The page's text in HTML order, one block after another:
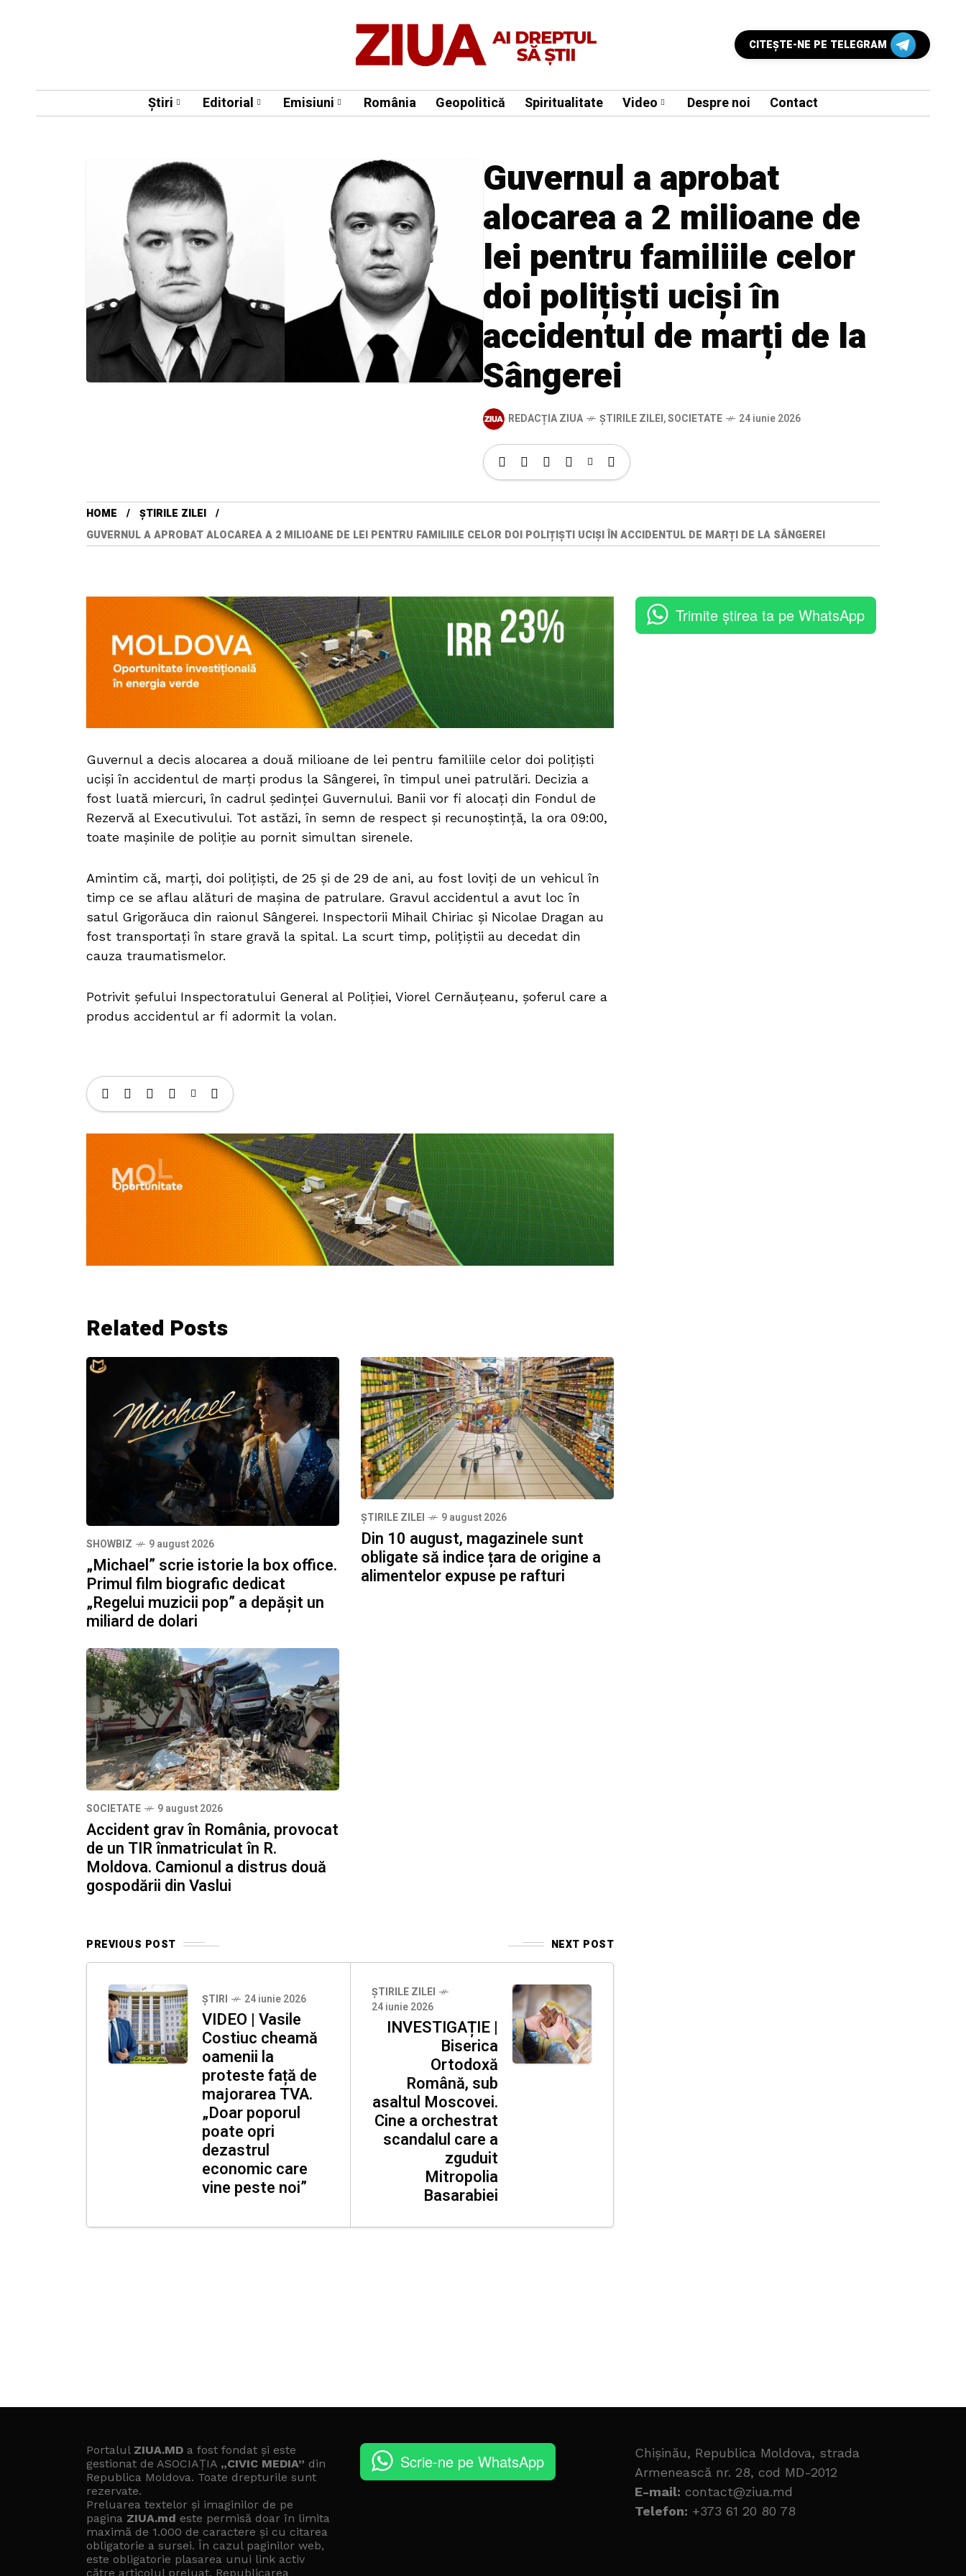
CITEŞTE-NE PE TELEGRAM
Știri Editorial Emisiuni România Geopolitică Spiritualitate Video Despre noi Contact
Guvernul a aprobat
alocarea a 2 milioane de
lei pentru familiile celor
doi polițiști uciși în
accidentul de marți de la
Sângerei
REDACȚIA ZIUA ȘTIRILE ZILEI,SOCIETATE 24 iunie 2026
HOME
ȘTIRILE ZILEI
GUVERNUL A APROBAT ALOCAREA A 2 MILIOANE DE LEI PENTRU FAMILIILE CELOR DOI POLIȚIȘTI UCIȘI ÎN ACCIDENTUL DE MARȚI DE LA SÂNGEREI
Guvernul a decis alocarea a două milioane de lei pentru familiile celor doi polițiști
uciși în accidentul de marți produs la Sângerei, în timpul unei patrulări. Decizia a
fost luată miercuri, în cadrul ședinței Guvernului. Banii vor fi alocați din Fondul de
Rezervă al Executivului. Tot astăzi, în semn de respect și recunoștință, la ora 09:00,
toate mașinile de poliție au pornit simultan sirenele.
Amintim că, marți, doi polițiști, de 25 și de 29 de ani, au fost loviți de un vehicul în
timp ce se aflau alături de mașina de patrulare. Gravul accidentul a avut loc în
satul Grigorăuca din raionul Sângerei. Inspectorii Mihail Chiriac și Nicolae Dragan au
fost transportați în stare gravă la spital. La scurt timp, polițiștii au decedat din
cauza traumatismelor.
Potrivit șefului Inspectoratului General al Poliției, Viorel Cernăuțeanu, șoferul care a
produs accidentul ar fi adormit la volan.
Related Posts
SHOWBIZ 9 august 2026
„Michael” scrie istorie la box office.
Primul film biografic dedicat
„Regelui muzicii pop” a depășit un
miliard de dolari
ȘTIRILE ZILEI 9 august 2026
Din 10 august, magazinele sunt
obligate să indice țara de origine a
alimentelor expuse pe rafturi
SOCIETATE 9 august 2026
Accident grav în România, provocat
de un TIR înmatriculat în R.
Moldova. Camionul a distrus două
gospodării din Vaslui
PREVIOUS POST NEXT POST
ȘTIRI 24 iunie 2026
VIDEO | Vasile
Costiuc cheamă
oamenii la
proteste față de
majorarea TVA.
„Doar poporul
poate opri
dezastrul
economic care
vine peste noi”
ȘTIRILE ZILEI
24 iunie 2026
INVESTIGAȚIE |
Biserica
Ortodoxă
Română, sub
asaltul Moscovei.
Cine a orchestrat
scandalul care a
zguduit
Mitropolia
Basarabiei
Trimite știrea ta pe WhatsApp
Portalul ZIUA.MD a fost fondat și este
gestionat de ASOCIAȚIA „CIVIC MEDIA” din
Republica Moldova. Toate drepturile sunt
rezervate.
Preluarea textelor și imaginilor de pe
pagina ZIUA.md este permisă doar în limita
maximă de 1.000 de caractere și cu citarea
obligatorie a sursei. În cazul paginilor web,
este obligatorie plasarea unui link activ
către articolul preluat. Republicarea
Scrie-ne pe WhatsApp
Chișinău, Republica Moldova, strada
Armenească nr. 28, cod MD-2012
E-mail: contact@ziua.md
Telefon: +373 61 20 80 78